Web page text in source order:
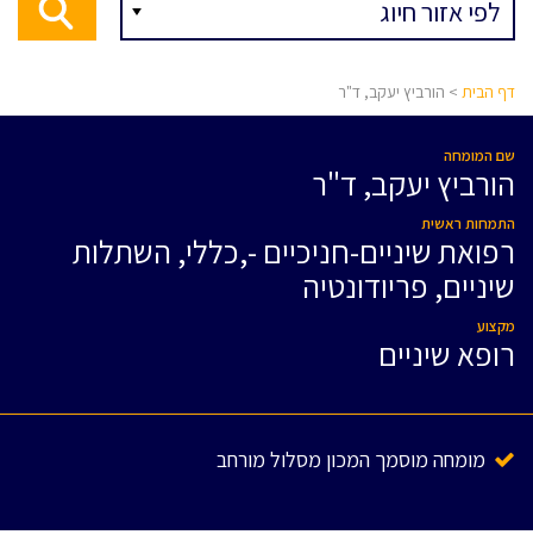
דף הבית > הורביץ יעקב, ד"ר
שם המומחה
הורביץ יעקב, ד"ר
התמחות ראשית
רפואת שיניים-חניכיים -,כללי, השתלות
שיניים, פריודונטיה
מקצוע
רופא שיניים
מומחה מוסמך המכון מסלול מורחב